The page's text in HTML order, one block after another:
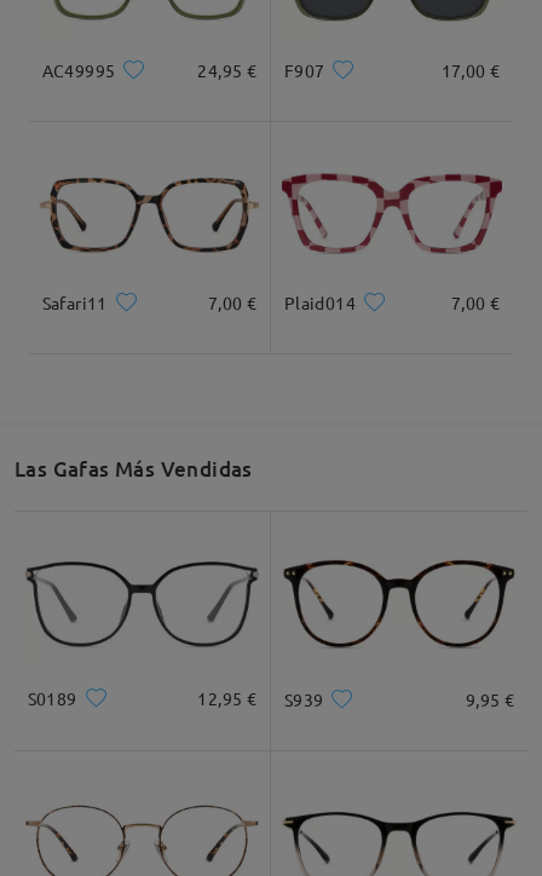
Tipo Rostro:
Ovalada
Longitud Rostro:
19cm/ 7.48 plg. 13.5cm/ 5.31 plg.
Dimensiones
54mm/ 2.13plg.
Altura de Cristal
47mm/ 1.85plg.
Ancho de Puente
17mm/ 0.67plg.
Cuadrada Redondo Corazón Diamante Ovalado
AC49995 24,95 € F907 17,00 €
Safari11 7,00 € Plaid014 7,00 €
Las Gafas Más Vendidas
S0189 12,95 € S939 9,95 €